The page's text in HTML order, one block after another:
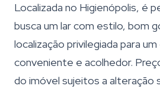
Localizada no Higienópolis, é
busca um lar com estilo, bom
localização privilegiada para
conveniente e acolhedor.
do imóvel sujeitos a alteração